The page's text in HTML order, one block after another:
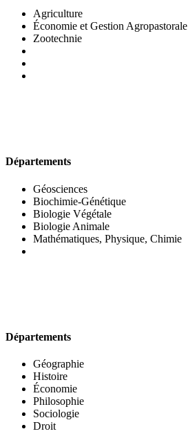
Agriculture
Économie et Gestion Agropastorale
Zootechnie
Départements
Géosciences
Biochimie-Génétique
Biologie Végétale
Biologie Animale
Mathématiques, Physique, Chimie
Départements
Géographie
Histoire
Économie
Philosophie
Sociologie
Droit